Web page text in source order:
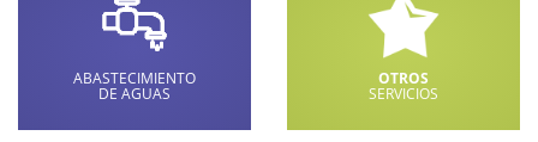
ABASTECIMIENTO
DE AGUAS
OTROS
SERVICIOS